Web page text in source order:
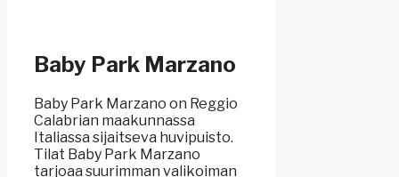
Baby Park Marzano
Baby Park Marzano on Reggio
Calabrian maakunnassa
Italiassa sijaitseva huvipuisto.
Tilat Baby Park Marzano
tarjoaa suurimman valikoiman